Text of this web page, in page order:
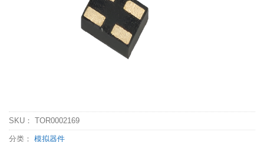
SKU： TOR0002169
分类： 模拟器件